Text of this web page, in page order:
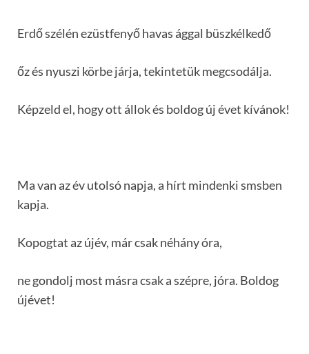
Erdő szélén ezüstfenyő havas ággal büszkélkedő
őz és nyuszi körbe járja, tekintetük megcsodálja.
Képzeld el, hogy ott állok és boldog új évet kívánok!
Ma van az év utolsó napja, a hírt mindenki smsben
kapja.
Kopogtat az újév, már csak néhány óra,
ne gondolj most másra csak a szépre, jóra. Boldog
újévet!